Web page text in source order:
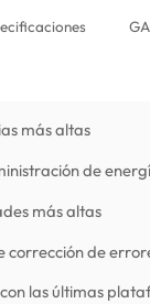
más altas
de
más altas
corrección de
las últimas